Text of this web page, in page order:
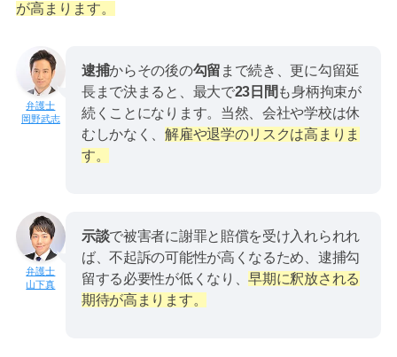
が高まります。
岡野武志
逮捕からその後の勾留 まで続き、更に勾留延
長まで決まると、最大で23日間 も身柄拘束が
続くことになります。当然、会社や学校は休
むしかなく、解雇や退学のリスクは高まりま
す。
山下真
示談で被害者に謝罪と賠償を受け入れられれ
ば、不起訴の可能性が高くなるため、逮捕勾
留する必要性が低くなり、早期に釈放される
期待が高まります。